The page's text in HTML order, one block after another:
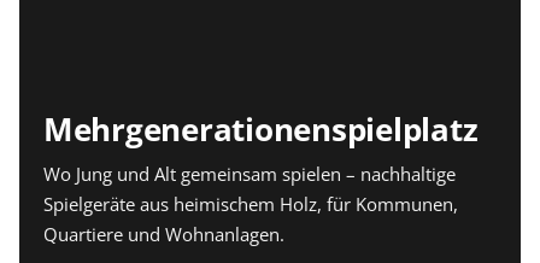
Mehrgenerationenspielplatz
Wo Jung und Alt gemeinsam spielen – nachhaltige
Spielgeräte aus heimischem Holz, für Kommunen,
Quartiere und Wohnanlagen.